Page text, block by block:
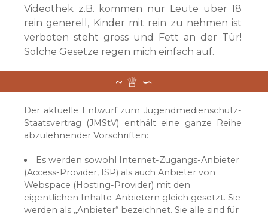
Videothek z.B. kommen nur Leute über 18
rein generell, Kinder mit rein zu nehmen ist
verboten steht gross und Fett an der Tür!
Solche Gesetze regen mich einfach auf.
Der aktuelle Entwurf zum Jugendmedienschutz-
Staatsvertrag (JMStV) enthält eine ganze Reihe
abzulehnender Vorschriften:
Es werden sowohl Internet-Zugangs-Anbieter
(Access-Provider, ISP) als auch Anbieter von
Webspace (Hosting-Provider) mit den
eigentlichen Inhalte-Anbietern gleich gesetzt. Sie
werden als „Anbieter“ bezeichnet. Sie alle sind für